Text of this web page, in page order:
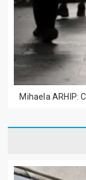
Mihaela ARHIP: